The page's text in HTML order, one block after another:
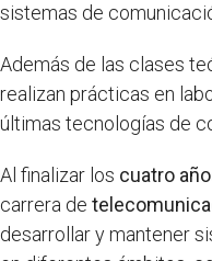
sistemas de
Además de las clases
realizan prácticas en
últimas tecnologías de
Al finalizar los cuatro
carrera de
desarrollar y mantener